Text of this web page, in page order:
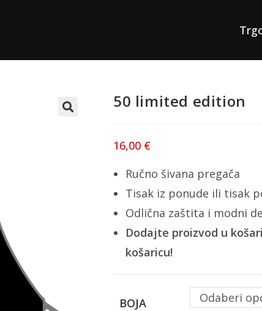
50 limited edition
16,00 €
Ručno šivana pregača
Tisak iz ponude ili tisak
Odlična zaštita i modni
Dodajte proizvod u
košaricu!
BOJA Odaberi